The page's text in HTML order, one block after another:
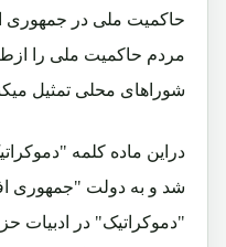
حاکمیت ملی در جمهوری
مردم حاکمیت ملی را
شوراهای محلی تمثیل
دراین ماده کلمه
شد و به دولت "جمهوری
"دموکراتیک" در ادبیات